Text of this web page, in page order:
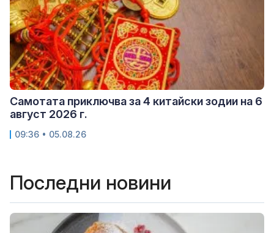
Самотата приключва за 4 китайски зодии на 6
август 2026 г.
09:36 • 05.08.26
Последни новини